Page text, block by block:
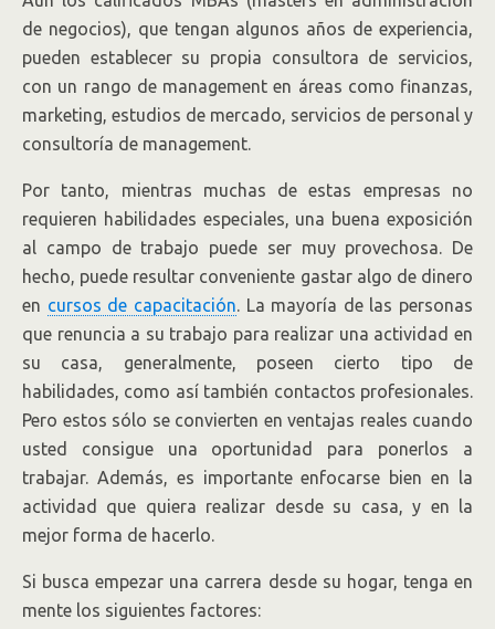
de negocios), que tengan algunos años de experiencia,
pueden establecer su propia consultora de servicios,
con un rango de management en áreas como finanzas,
marketing, estudios de mercado, servicios de personal y
consultoría de management.
Por tanto, mientras muchas de estas empresas no
requieren habilidades especiales, una buena exposición
al campo de trabajo puede ser muy provechosa. De
hecho, puede resultar conveniente gastar algo de dinero
en cursos de capacitación. La mayoría de las personas
que renuncia a su trabajo para realizar una actividad en
su casa, generalmente, poseen cierto tipo de
habilidades, como así también contactos profesionales.
Pero estos sólo se convierten en ventajas reales cuando
usted consigue una oportunidad para ponerlos a
trabajar. Además, es importante enfocarse bien en la
actividad que quiera realizar desde su casa, y en la
mejor forma de hacerlo.
Si busca empezar una carrera desde su hogar, tenga en
mente los siguientes factores: